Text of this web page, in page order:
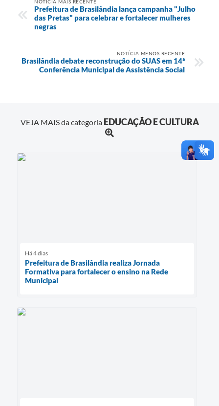
NOTÍCIA MAIS RECENTE
Prefeitura de Brasilândia lança campanha "Julho
das Pretas" para celebrar e fortalecer mulheres
negras
NOTÍCIA MENOS RECENTE
Brasilândia debate reconstrução do SUAS em 14ª
Conferência Municipal de Assistência Social
VEJA MAIS da categoria EDUCAÇÃO E CULTURA
Há 4 dias
Prefeitura de Brasilândia realiza Jornada
Formativa para fortalecer o ensino na Rede
Municipal